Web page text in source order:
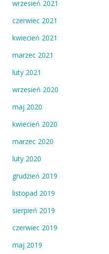
wrzesień 2021
czerwiec 2021
kwiecień 2021
marzec 2021
luty 2021
wrzesień 2020
maj 2020
kwiecień 2020
marzec 2020
luty 2020
grudzień 2019
listopad 2019
sierpień 2019
czerwiec 2019
maj 2019